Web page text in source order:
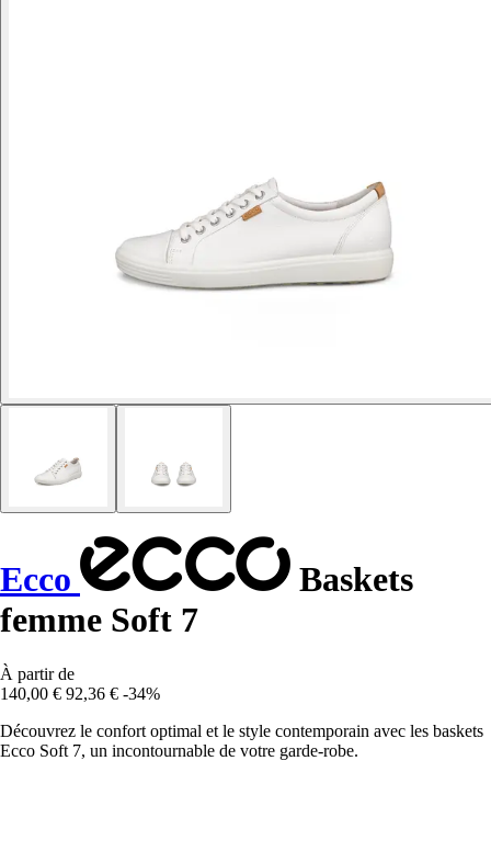
Ecco
Baskets
femme Soft 7
À partir de
140,00 € 92,36 € -34%
Découvrez le confort optimal et le style contemporain avec les baskets
Ecco Soft 7, un incontournable de votre garde-robe.